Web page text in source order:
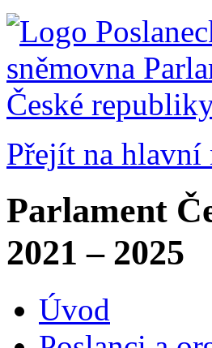
Přejít na hlavní
Parlament
2021 – 2025
Úvod